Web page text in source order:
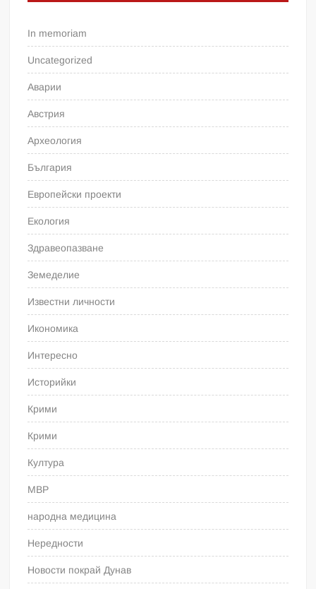
In memoriam
Uncategorized
Аварии
Австрия
Археология
България
Европейски проекти
Екология
Здравеопазване
Земеделие
Известни личности
Икономика
Интересно
Историйки
Крими
Крими
Култура
МВР
народна медицина
Нередности
Новости покрай Дунав